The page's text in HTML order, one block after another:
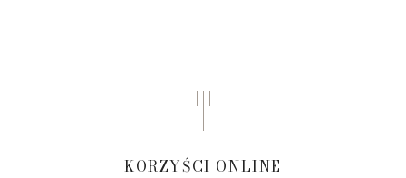
KORZYŚCI ONLINE